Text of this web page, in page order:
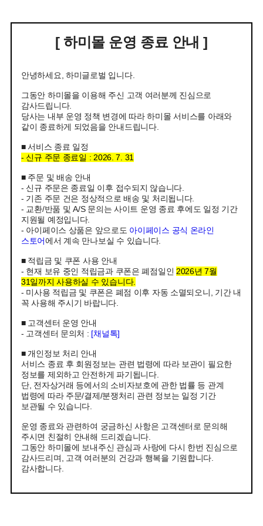
[ 하미몰 운영 종료 안내 ]
안녕하세요, 하미글로벌 입니다.
그동안 하미몰을 이용해 주신 고객 여러분께 진심으로
감사드립니다.
당사는 내부 운영 정책 변경에 따라 하미몰 서비스를 아래와
같이 종료하게 되었음을 안내드립니다.
■ 서비스 종료 일정
- 신규 주문 종료일 : 2026. 7. 31
■ 주문 및 배송 안내
- 신규 주문은 종료일 이후 접수되지 않습니다.
- 기존 주문 건은 정상적으로 배송 및 처리됩니다.
- 교환/반품 및 A/S 문의는 사이트 운영 종료 후에도 일정 기간
지원될 예정입니다.
- 아이페이스 상품은 앞으로도 아이페이스 공식 온라인
스토어에서 계속 만나보실 수 있습니다.
■ 적립금 및 쿠폰 사용 안내
- 현재 보유 중인 적립금과 쿠폰은 폐점일인 2026년 7월
31일까지 사용하실 수 있습니다.
- 미사용 적립금 및 쿠폰은 폐점 이후 자동 소멸되오니, 기간 내
꼭 사용해 주시기 바랍니다.
■ 고객센터 운영 안내
- 고객센터 문의처 : [채널톡]
■ 개인정보 처리 안내
서비스 종료 후 회원정보는 관련 법령에 따라 보관이 필요한
정보를 제외하고 안전하게 파기됩니다.
단, 전자상거래 등에서의 소비자보호에 관한 법률 등 관계
법령에 따라 주문/결제/분쟁처리 관련 정보는 일정 기간
보관될 수 있습니다.
운영 종료와 관련하여 궁금하신 사항은 고객센터로 문의해
주시면 친절히 안내해 드리겠습니다.
그동안 하미몰에 보내주신 관심과 사랑에 다시 한번 진심으로
감사드리며, 고객 여러분의 건강과 행복을 기원합니다.
감사합니다.